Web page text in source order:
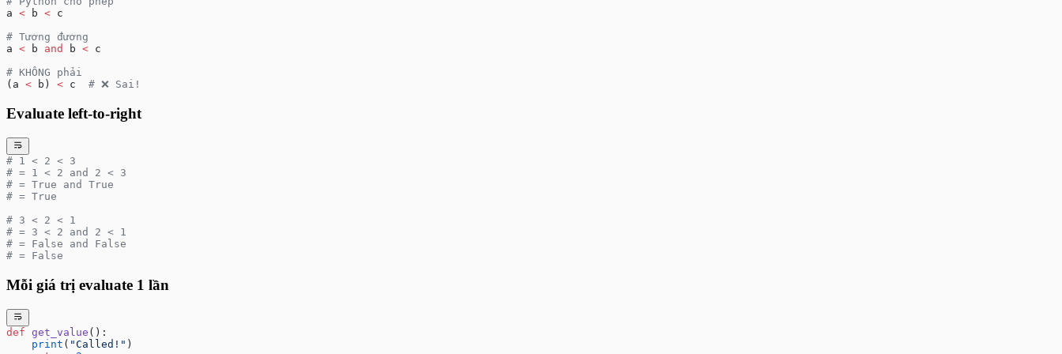
a < b < c
# Tương đương
a < b and b < c
# KHÔNG phải
(a < b) < c # ❌ Sai!
Evaluate left-to-right
# 1 < 2 < 3
# = 1 < 2 and 2 < 3
# = True and True
# = True
# 3 < 2 < 1
# = 3 < 2 and 2 < 1
# = False and False
# = False
Mỗi giá trị evaluate 1 lần
def get_value ():
    print
( "Called!" )